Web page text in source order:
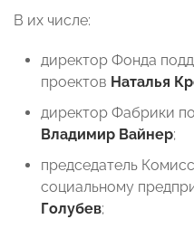
В их числе:
директор Фонда
проектов Наталья
директор Фабрики
Владимир Вайнер;
председатель
социальному
Голубев;